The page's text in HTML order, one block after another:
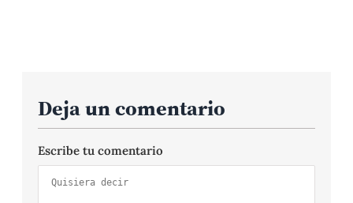
Deja un comentario
Escribe tu comentario